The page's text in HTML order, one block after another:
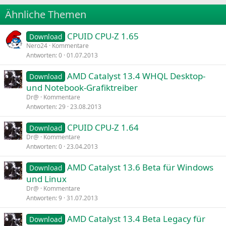
22
26
Times New Roman
Trebuchet MS
Verdana
Ähnliche Themen
Download CPUID CPU-Z 1.65
Nero24 Kommentare
Antworten 0 01.07.2013
Download AMD Catalyst 13.4 WHQL Desktop-
und Notebook-Grafiktreiber
Dr@
Kommentare
Antworten 29 23.08.2013
Download CPUID CPU-Z 1.64
Dr@
Kommentare
Antworten 0 23.04.2013
Download AMD Catalyst 13.6 Beta für Windows
und Linux
Dr@
Kommentare
Antworten 9 31.07.2013
Download AMD Catalyst 13.4 Beta Legacy für